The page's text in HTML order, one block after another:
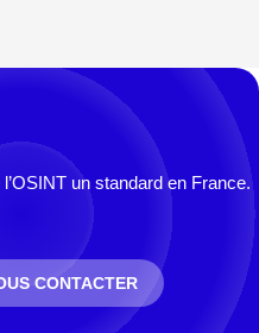
un standard en France.
CONTACTER